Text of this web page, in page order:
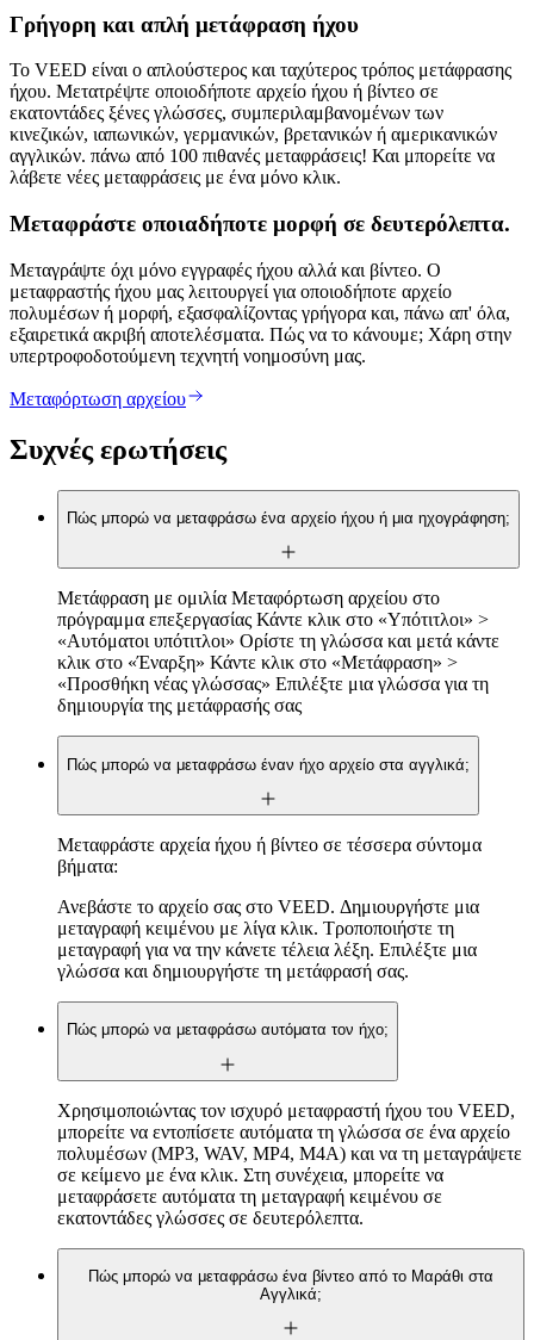
Γρήγορη και απλή μετάφραση ήχου
Το VEED είναι ο απλούστερος και ταχύτερος τρόπος μετάφρασης
ήχου. Μετατρέψτε οποιοδήποτε αρχείο ήχου ή βίντεο σε
εκατοντάδες ξένες γλώσσες, συμπεριλαμβανομένων των
κινεζικών, ιαπωνικών, γερμανικών, βρετανικών ή αμερικανικών
αγγλικών. πάνω από 100 πιθανές μεταφράσεις! Και μπορείτε να
λάβετε νέες μεταφράσεις με ένα μόνο κλικ.
Μεταφράστε οποιαδήποτε μορφή σε δευτερόλεπτα.
Μεταγράψτε όχι μόνο εγγραφές ήχου αλλά και βίντεο. Ο
μεταφραστής ήχου μας λειτουργεί για οποιοδήποτε αρχείο
πολυμέσων ή μορφή, εξασφαλίζοντας γρήγορα και, πάνω απ' όλα,
εξαιρετικά ακριβή αποτελέσματα. Πώς να το κάνουμε; Χάρη στην
υπερτροφοδοτούμενη τεχνητή νοημοσύνη μας.
Μεταφόρτωση αρχείου
Συχνές ερωτήσεις
Πώς μπορώ να μεταφράσω ένα αρχείο ήχου ή μια ηχογράφηση;
Μετάφραση με ομιλία Μεταφόρτωση αρχείου στο
πρόγραμμα επεξεργασίας Κάντε κλικ στο «Υπότιτλοι» >
«Αυτόματοι υπότιτλοι» Ορίστε τη γλώσσα και μετά κάντε
κλικ στο «Έναρξη» Κάντε κλικ στο «Μετάφραση» >
«Προσθήκη νέας γλώσσας» Επιλέξτε μια γλώσσα για τη
δημιουργία της μετάφρασής σας
Πώς μπορώ να μεταφράσω έναν ήχο αρχείο στα αγγλικά;
Μεταφράστε αρχεία ήχου ή βίντεο σε τέσσερα σύντομα
βήματα:
Ανεβάστε το αρχείο σας στο VEED. Δημιουργήστε μια
μεταγραφή κειμένου με λίγα κλικ. Τροποποιήστε τη
μεταγραφή για να την κάνετε τέλεια λέξη. Επιλέξτε μια
γλώσσα και δημιουργήστε τη μετάφρασή σας.
Πώς μπορώ να μεταφράσω αυτόματα τον ήχο;
Χρησιμοποιώντας τον ισχυρό μεταφραστή ήχου του VEED,
μπορείτε να εντοπίσετε αυτόματα τη γλώσσα σε ένα αρχείο
πολυμέσων (MP3, WAV, MP4, M4A) και να τη μεταγράψετε
σε κείμενο με ένα κλικ. Στη συνέχεια, μπορείτε να
μεταφράσετε αυτόματα τη μεταγραφή κειμένου σε
εκατοντάδες γλώσσες σε δευτερόλεπτα.
Πώς μπορώ να μεταφράσω ένα βίντεο από το Μαράθι στα
Αγγλικά;